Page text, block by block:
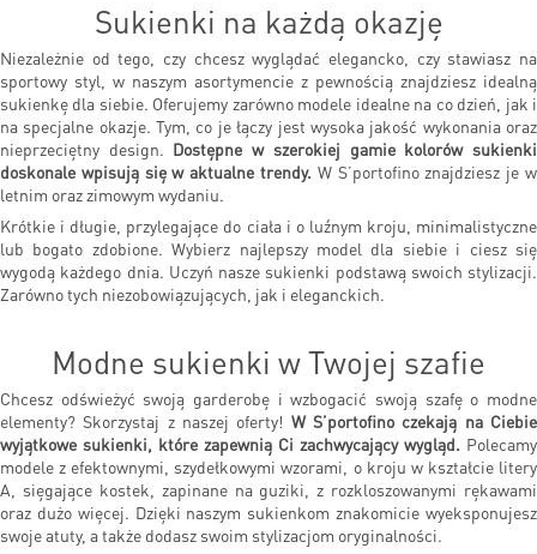
Sukienki na każdą okazję
Niezależnie od tego, czy chcesz wyglądać elegancko, czy stawiasz na
sportowy styl, w naszym asortymencie z pewnością znajdziesz idealną
sukienkę dla siebie. Oferujemy zarówno modele idealne na co dzień, jak i
na specjalne okazje. Tym, co je łączy jest wysoka jakość wykonania oraz
nieprzeciętny design. Dostępne w szerokiej gamie kolorów sukienki
doskonale wpisują się w aktualne trendy. W S’portofino znajdziesz je w
letnim oraz zimowym wydaniu.
Krótkie i długie, przylegające do ciała i o luźnym kroju, minimalistyczne
lub bogato zdobione. Wybierz najlepszy model dla siebie i ciesz się
wygodą każdego dnia. Uczyń nasze sukienki podstawą swoich stylizacji.
Zarówno tych niezobowiązujących, jak i eleganckich.
Modne sukienki w Twojej szafie
Chcesz odświeżyć swoją garderobę i wzbogacić swoją szafę o modne
elementy? Skorzystaj z naszej oferty! W S’portofino czekają na Ciebie
wyjątkowe sukienki, które zapewnią Ci zachwycający wygląd. Polecamy
modele z efektownymi, szydełkowymi wzorami, o kroju w kształcie litery
A, sięgające kostek, zapinane na guziki, z rozkloszowanymi rękawami
oraz dużo więcej. Dzięki naszym sukienkom znakomicie wyeksponujesz
swoje atuty, a także dodasz swoim stylizacjom oryginalności.